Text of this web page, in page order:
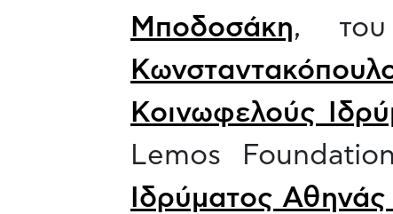
Μποδοσάκη,
Κοινωφελούς
Lemos
Ιδρύματος